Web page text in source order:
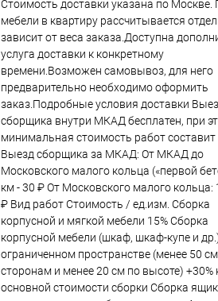
Стоимость доставки указана по
мебели в квартиру рассчитывается
зависит от веса заказа.Доступна
услуга доставки к конкретному
времени.Возможен самовывоз, для него
предварительно необходимо оформить
заказ.Подробные условия доставки
сборщика внутри МКАД бесплатен, при
минимальная стоимость работ составит
Выезд сборщика за МКАД: От МКАД до
Московского малого кольца («первой
км - 30 ₽ От Московского малого кольца:
₽ Вид работ Стоимость / ед.изм. Сборка
корпусной и мягкой мебели 15% Сборка
корпусной мебели (шкаф, шкаф-купе и
ограниченном пространстве (менее 50
сторонам и менее 20 см по высоте) +30%
основной стоимости сборки Сборка